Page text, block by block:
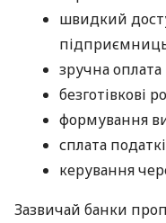
швидкий
зручна
безготівкові
формування
сплата
керування
Зазвичай банки